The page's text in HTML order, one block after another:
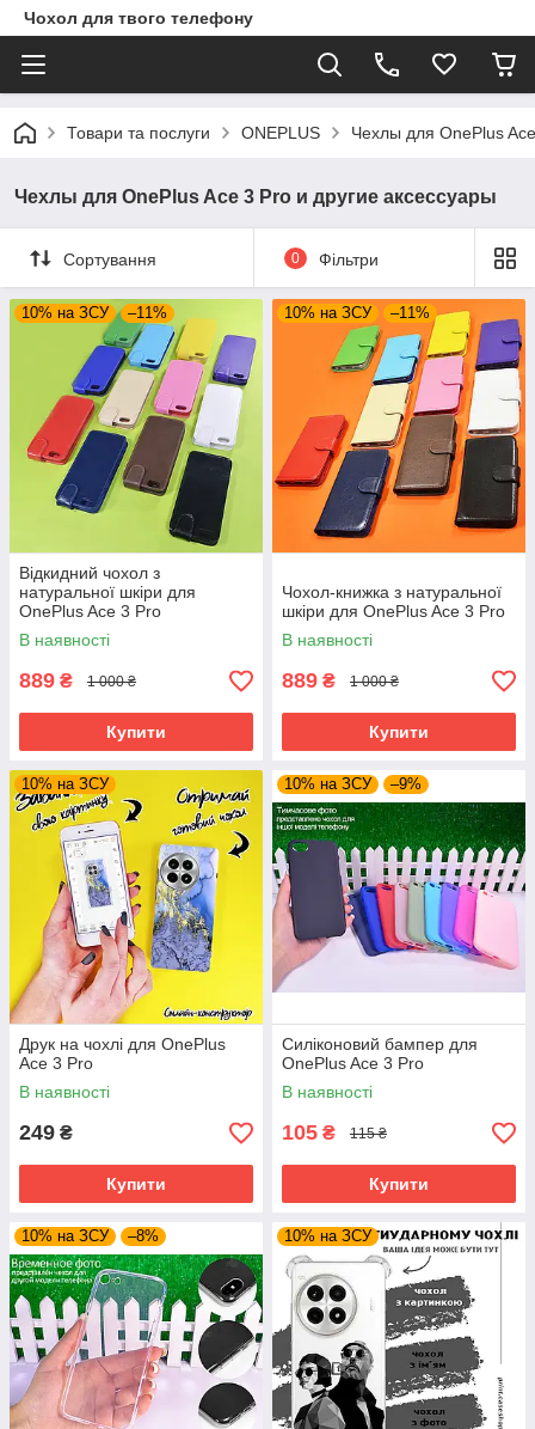
Чохол для твого телефону
Товари та послуги ONEPLUS Чехлы для OnePlus
Чехлы для OnePlus Ace 3 Pro и другие аксессуары
Сортування 0 Фільтри
10% на ЗСУ –11%
Відкидний чохол з
натуральної шкіри для
OnePlus Ace 3 Pro
В наявності
889 ₴ 1 000 ₴
Купити
10% на ЗСУ –11%
Чохол-книжка з натуральної
шкіри для OnePlus Ace 3 Pro
В наявності
889 ₴ 1 000 ₴
Купити
10% на ЗСУ
Друк на чохлі для OnePlus
Ace 3 Pro
В наявності
249 ₴
Купити
10% на ЗСУ –9%
Силіконовий бампер для
OnePlus Ace 3 Pro
В наявності
105 ₴ 115 ₴
Купити
10% на ЗСУ –8% 10% на ЗСУ